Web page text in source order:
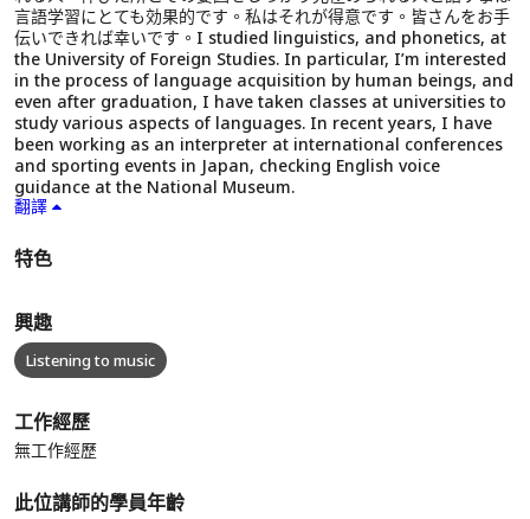
言語学習にとても効果的です。私はそれが得意です。皆さんをお手
伝いできれば幸いです。I studied linguistics, and phonetics, at
the University of Foreign Studies. In particular, I’m interested
in the process of language acquisition by human beings, and
even after graduation, I have taken classes at universities to
study various aspects of languages. In recent years, I have
been working as an interpreter at international conferences
and sporting events in Japan, checking English voice
guidance at the National Museum.
翻譯
特色
興趣
Listening to music
工作經歷
無工作經歷
此位講師的學員年齡